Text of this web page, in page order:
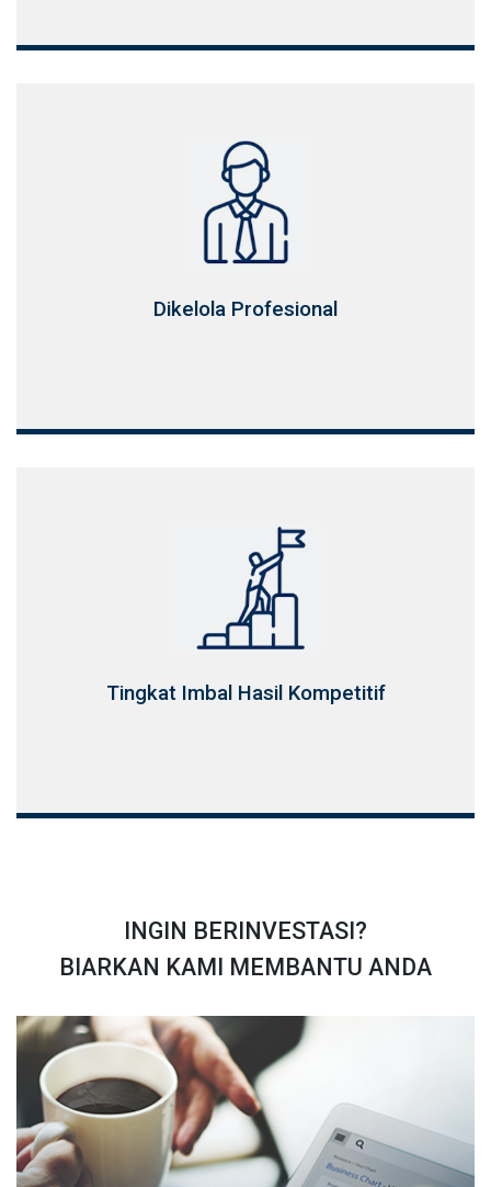
Dikelola Profesional
Tingkat Imbal Hasil Kompetitif
INGIN BERINVESTASI?
BIARKAN KAMI MEMBANTU ANDA